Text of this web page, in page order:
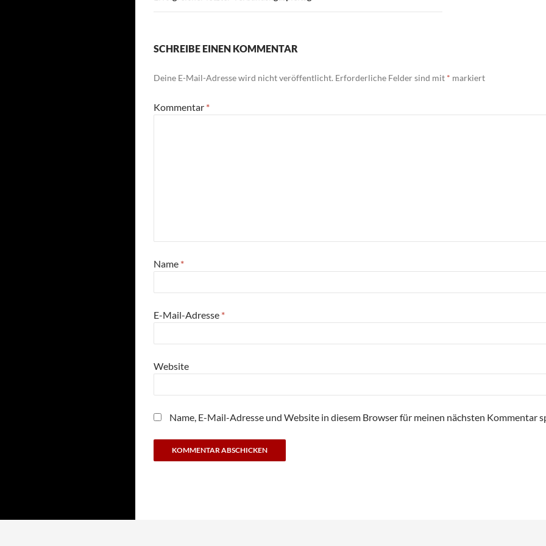
SCHREIBE EINEN KOMMENTAR
Deine E-Mail-Adresse wird nicht veröffentlicht. Erforderliche Felder sind mit * markiert
Kommentar *
Name *
E-Mail-Adresse *
Website
Name, E-Mail-Adresse und Website in diesem Browser für meinen nächsten Kommentar